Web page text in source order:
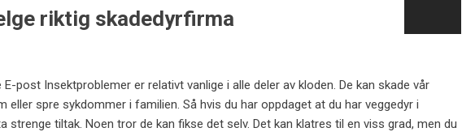
riktig skadedyrfirma
E-post Insektproblemer er relativt vanlige i alle deler av kloden. De kan skade vår
eller spre sykdommer i familien. Så hvis du har oppdaget at du har veggedyr i
strenge tiltak. Noen tror de kan fikse det selv. Det kan klatres til en viss grad, men du